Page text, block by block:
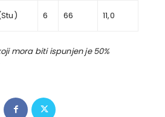
6 66 11,0
mora biti ispunjen je 50%